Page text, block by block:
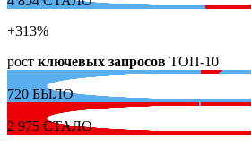
+313%
рост ключевых запросов ТОП-10
720 БЫЛО
2 975 СТАЛО